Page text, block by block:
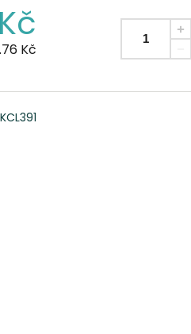
Kč
Kč
KCL391